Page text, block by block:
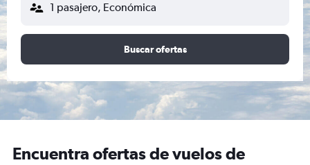
1 pasajero, Económica
Buscar ofertas
Encuentra ofertas de vuelos de